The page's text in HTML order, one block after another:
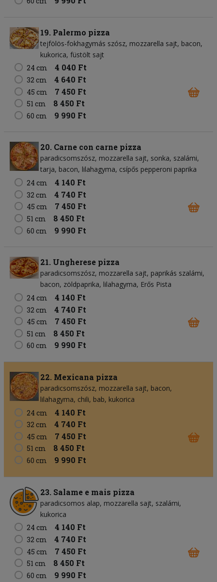
19. Palermo pizza
tejfölös-fokhagymás szósz mozzarella sajt bacon
kukorica füstölt sajt
24 cm
4 040 Ft
32 cm 4 640 Ft
45 cm 7 450 Ft
51 cm 8 450 Ft
60 cm 9 990 Ft
20. Carne con carne pizza
paradicsomszósz mozzarella sajt sonka szalámi
tarja bacon lilahagyma csípős pepperoni paprika
24 cm
4 140 Ft
32 cm 4 740 Ft
45 cm 7 450 Ft
51 cm 8 450 Ft
60 cm 9 990 Ft
21. Ungherese pizza
paradicsomszósz mozzarella sajt paprikás szalámi
bacon zöldpaprika lilahagyma Erős Pista
24 cm
4 140 Ft
32 cm 4 740 Ft
45 cm 7 450 Ft
51 cm 8 450 Ft
60 cm 9 990 Ft
22. Mexicana pizza
paradicsomszósz mozzarella sajt bacon
lilahagyma chili bab kukorica
24 cm
4 140 Ft
32 cm 4 740 Ft
45 cm 7 450 Ft
51 cm 8 450 Ft
60 cm 9 990 Ft
23. Salame e mais pizza
paradicsomos alap mozzarella sajt szalámi
kukorica
24 cm
4 140 Ft
32 cm 4 740 Ft
45 cm 7 450 Ft
51 cm 8 450 Ft
60 cm 9 990 Ft